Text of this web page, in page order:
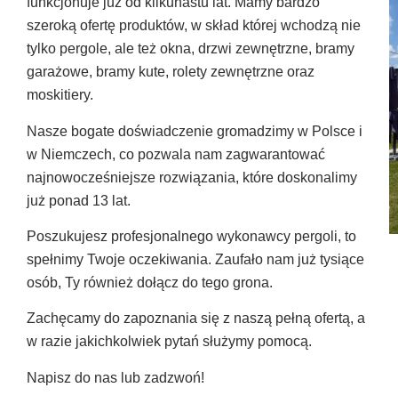
szeroką ofertę produktów, w skład której wchodzą nie
tylko pergole, ale też okna, drzwi zewnętrzne, bramy
garażowe, bramy kute, rolety zewnętrzne oraz
moskitiery.
Nasze bogate doświadczenie gromadzimy w Polsce i
w Niemczech, co pozwala nam zagwarantować
najnowocześniejsze rozwiązania, które doskonalimy
już ponad 13 lat.
Poszukujesz profesjonalnego wykonawcy pergoli, to
spełnimy Twoje oczekiwania. Zaufało nam już tysiące
osób, Ty również dołącz do tego grona.
Zachęcamy do zapoznania się z naszą pełną ofertą, a
w razie jakichkolwiek pytań służymy pomocą.
Napisz do nas lub zadzwoń!